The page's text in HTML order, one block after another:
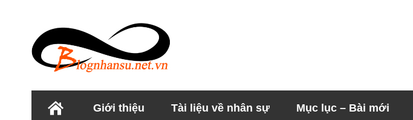
Giới thiệu Tài liệu về nhân sự Mục lục – Bài mới